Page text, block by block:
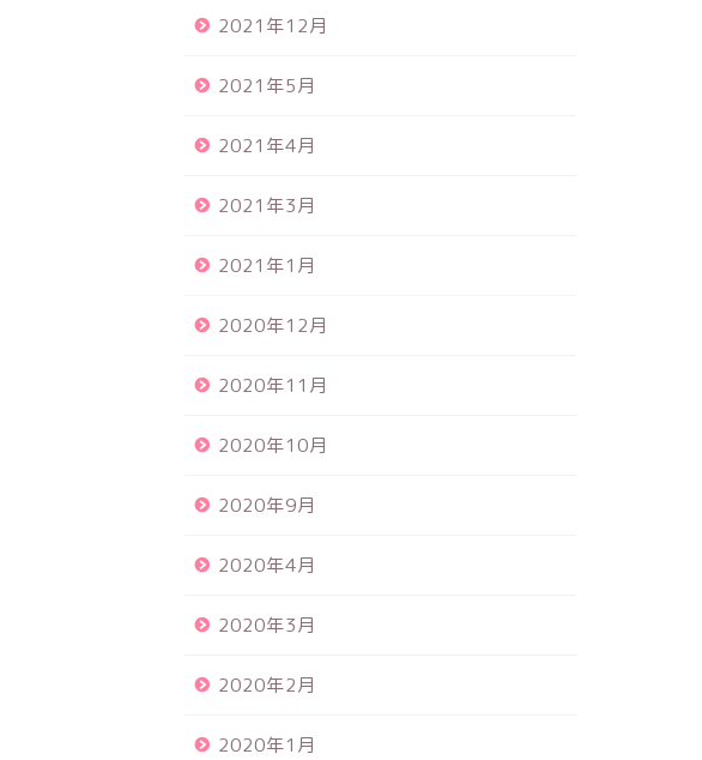
2021年12月
2021年5月
2021年4月
2021年3月
2021年1月
2020年12月
2020年11月
2020年10月
2020年9月
2020年4月
2020年3月
2020年2月
2020年1月